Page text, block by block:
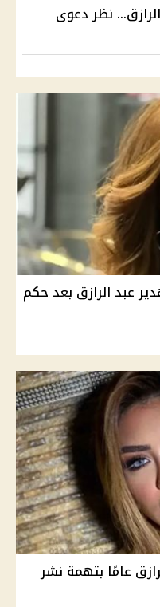
نظر دعوى
عبد الرازق بعد حكم
عامًا بتهمة نشر